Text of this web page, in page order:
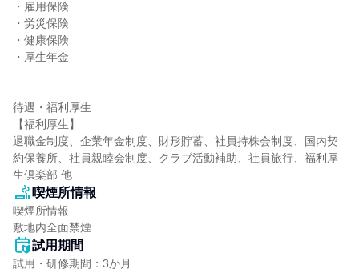
・雇用保険
・労災保険
・健康保険
・厚生年金
待遇・福利厚生
【福利厚生】
退職金制度、企業年金制度、財形貯蓄、社員持株会制度、国内契
約保養所、社員親睦会制度、クラブ活動補助、社員旅行、福利厚
生倶楽部 他
喫煙所情報
喫煙所情報
敷地内全面禁煙
試用期間
試用・研修期間：3か月